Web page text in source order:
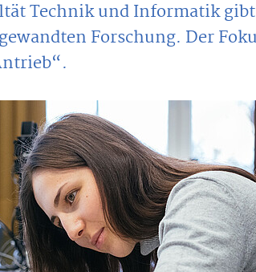
Technik und Informatik gibt
Forschung. Der